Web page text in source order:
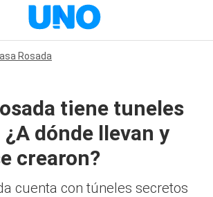
Rosada
tiene tuneles
dónde llevan y
crearon?
cuenta con túneles secretos